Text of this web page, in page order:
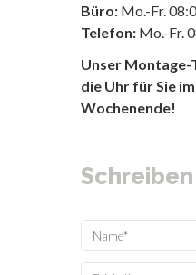
Büro: Mo.-Fr.
Telefon: Mo.-Fr.
Unser Montage-
die Uhr für Sie
Wochenende!
Schreiben